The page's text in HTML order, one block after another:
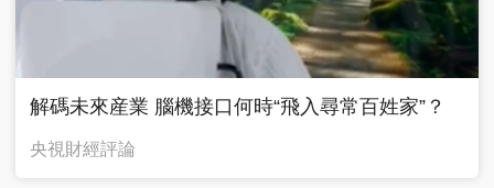
解碼未來産業 腦機接口何時“飛入尋常百姓家”？
央視財經評論